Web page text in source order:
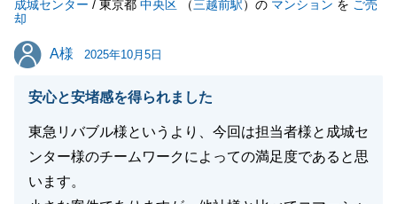
成城センター / 東京都 中央区 （三越前駅）の マンション を ご売
却
A様
A様 2025年10月5日
安心と安堵感を得られました
東急リバブル様というより、今回は担当者様と成城セ
ンター様のチームワークによっての満足度であると思
います。